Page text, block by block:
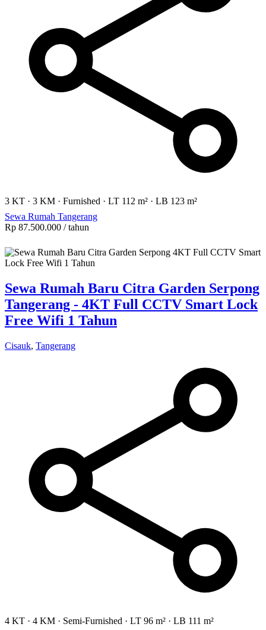
3 KT · 3 KM · Furnished · LT 112 m² · LB 123 m²
Sewa Rumah Tangerang
Rp 87.500.000 / tahun
Sewa Rumah Baru Citra Garden Serpong
Tangerang - 4KT Full CCTV Smart Lock
Free Wifi 1 Tahun
Cisauk, Tangerang
4 KT · 4 KM · Semi-Furnished · LT 96 m² · LB 111 m²